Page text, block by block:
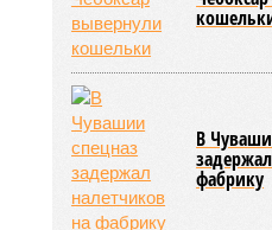
В
фабрику